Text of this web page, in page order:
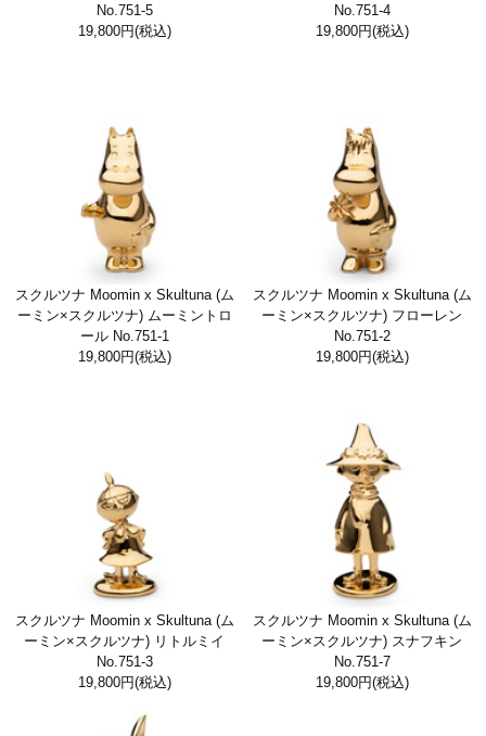
No.751-5
19,800円(税込)
No.751-4
19,800円(税込)
スクルツナ Moomin x Skultuna (ム
ーミン×スクルツナ) ムーミントロ
ール No.751-1
19,800円(税込)
スクルツナ Moomin x Skultuna (ム
ーミン×スクルツナ) フローレン
No.751-2
19,800円(税込)
スクルツナ Moomin x Skultuna (ム
ーミン×スクルツナ) リトルミイ
No.751-3
19,800円(税込)
スクルツナ Moomin x Skultuna (ム
ーミン×スクルツナ) スナフキン
No.751-7
19,800円(税込)